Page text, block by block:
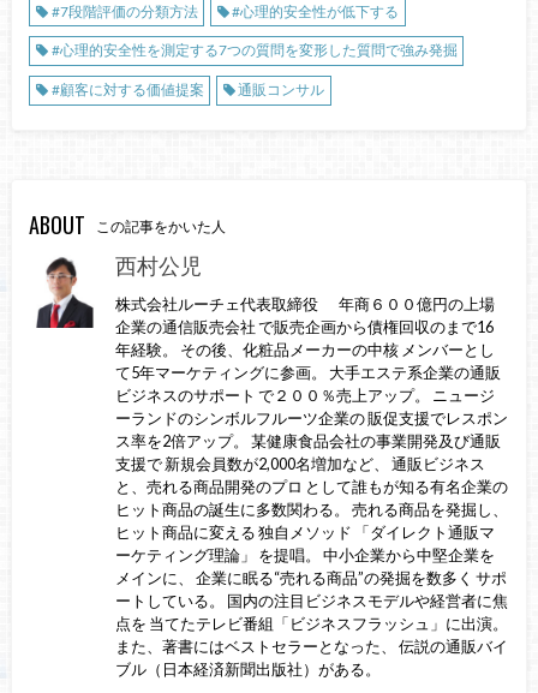
#7段階評価の分類方法
#心理的安全性が低下する
#心理的安全性を測定する7つの質問を変形した質問で強み発掘
#顧客に対する価値提案 通販コンサル
ABOUT この記事をかいた人
西村公児
株式会社ルーチェ代表取締役 年商６００億円の上場
企業の通信販売会社 で販売企画から債権回収のまで16
年経験。 その後、化粧品メーカーの中核 メンバーとし
て5年マーケティングに参画。 大手エステ系企業の通販
ビジネスのサポート で２００％売上アップ。 ニュージ
ーランドのシンボルフルーツ企業の 販促支援でレスポン
ス率を2倍アップ。 某健康食品会社の事業開発及び通販
支援で 新規会員数が2,000名増加など、 通販ビジネス
と、売れる商品開発のプロ として誰もが知る有名企業の
ヒット商品の誕生に多数関わる。 売れる商品を発掘し、
ヒット商品に変える 独自メソッド 「ダイレクト通販マ
ーケティング理論」 を提唱。 中小企業から中堅企業を
メインに、 企業に眠る“売れる商品”の発掘を数多く サポ
ートしている。 国内の注目ビジネスモデルや経営者に焦
点を 当てたテレビ番組「ビジネスフラッシュ」に出演。
また、著書にはベストセラーとなった、 伝説の通販バイ
ブル（日本経済新聞出版社）がある。